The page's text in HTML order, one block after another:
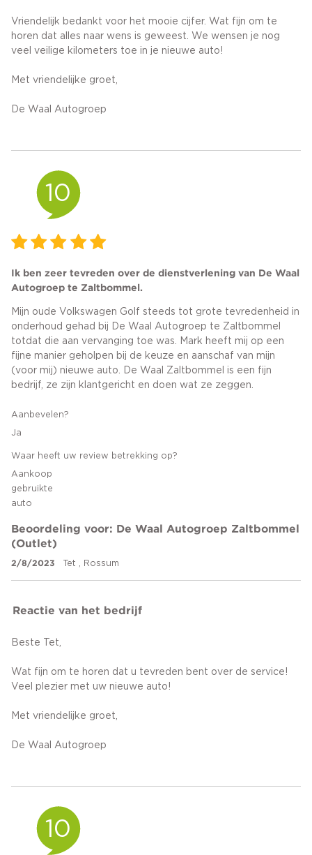
Vriendelijk bedankt voor het mooie cijfer. Wat fijn om te
horen dat alles naar wens is geweest. We wensen je nog
veel veilige kilometers toe in je nieuwe auto!
Met vriendelijke groet,
De Waal Autogroep
10
Ik ben zeer tevreden over de dienstverlening van De Waal
Autogroep te Zaltbommel.
Mijn oude Volkswagen Golf steeds tot grote tevredenheid in
onderhoud gehad bij De Waal Autogroep te Zaltbommel
totdat die aan vervanging toe was. Mark heeft mij op een
fijne manier geholpen bij de keuze en aanschaf van mijn
(voor mij) nieuwe auto. De Waal Zaltbommel is een fijn
bedrijf, ze zijn klantgericht en doen wat ze zeggen.
Aanbevelen?
Ja
Waar heeft uw review betrekking op?
Aankoop
gebruikte
auto
Beoordeling voor: De Waal Autogroep Zaltbommel
(Outlet)
2/8/2023 Tet , Rossum
Reactie van het bedrijf
Beste Tet,
Wat fijn om te horen dat u tevreden bent over de service!
Veel plezier met uw nieuwe auto!
Met vriendelijke groet,
De Waal Autogroep
10